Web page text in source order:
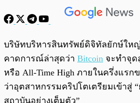
พร้อมเล่น
บริษัทบริหารสินทรัพย์ดิจิทัลยักษ์ใหญ่
คาดการณ์ล่าสุดว่า Bitcoin จะทำจุด
หรือ All-Time High ภายในครึ่งแรก
ว่าอุตสาหกรรมคริปโตเตรียมเข้าสู่
สถาบันอย่างเต็มตัว”